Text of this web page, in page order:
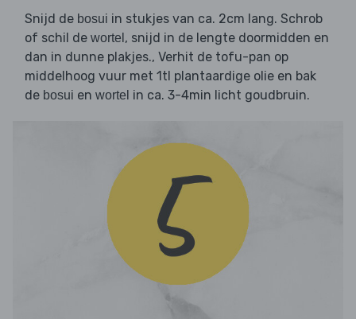
Snijd de bosui in stukjes van ca. 2cm lang. Schrob
of schil de wortel , snijd in de lengte doormidden en
dan in dunne plakjes., Verhit de tofu-pan op
middelhoog vuur met 1tl plantaardige olie en bak
de bosui en wortel in ca. 3-4min licht goudbruin.